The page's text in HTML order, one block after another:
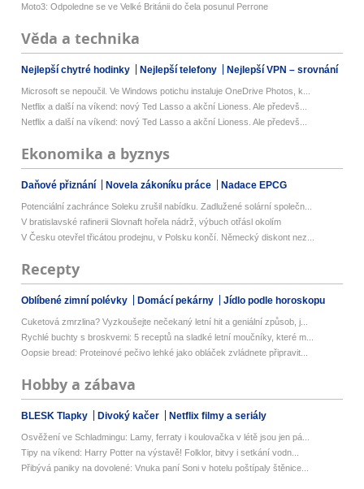
Moto3: Odpoledne se ve Velké Británii do čela posunul Perrone
Věda a technika
Nejlepší chytré hodinky Nejlepší telefony Nejlepší VPN – srovnání
Microsoft se nepoučil. Ve Windows potichu instaluje OneDrive Photos, k...
Netflix a další na víkend: nový Ted Lasso a akční Lioness. Ale předevš...
Netflix a další na víkend: nový Ted Lasso a akční Lioness. Ale předevš...
Ekonomika a byznys
Daňové přiznání Novela zákoníku práce Nadace EPCG
Potenciální zachránce Soleku zrušil nabídku. Zadlužené solární společn...
V bratislavské rafinerii Slovnaft hořela nádrž, výbuch otřásl okolím
V Česku otevřel třicátou prodejnu, v Polsku končí. Německý diskont nez...
Recepty
Oblíbené zimní polévky Domácí pekárny Jídlo podle horoskopu
Cuketová zmrzlina? Vyzkoušejte nečekaný letní hit a geniální způsob, j...
Rychlé buchty s broskvemi: 5 receptů na sladké letní moučníky, které m...
Oopsie bread: Proteinové pečivo lehké jako obláček zvládnete připravit...
Hobby a zábava
BLESK Tlapky Divoký kačer Netflix filmy a seriály
Osvěžení ve Schladmingu: Lamy, ferraty i koulovačka v létě jsou jen pá...
Tipy na víkend: Harry Potter na výstavě! Folklor, bitvy i setkání vodn...
Přibývá paniky na dovolené: Vnuka paní Soni v hotelu poštípaly štěnice...